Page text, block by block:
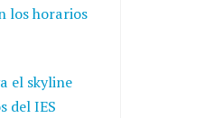
los horarios
el skyline
del IES